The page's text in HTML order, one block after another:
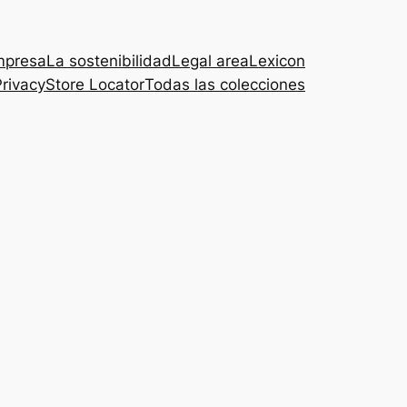
La sostenibilidadLegal areaLexicon
Store LocatorTodas las colecciones